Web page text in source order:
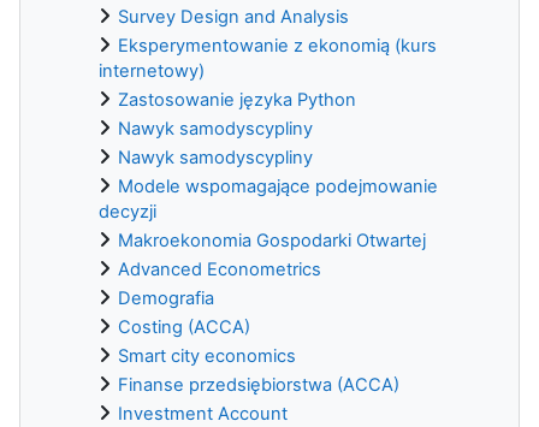
Survey Design and Analysis
Eksperymentowanie z ekonomią (kurs
internetowy)
Zastosowanie języka Python
Nawyk samodyscypliny
Nawyk samodyscypliny
Modele wspomagające podejmowanie
decyzji
Makroekonomia Gospodarki Otwartej
Advanced Econometrics
Demografia
Costing (ACCA)
Smart city economics
Finanse przedsiębiorstwa (ACCA)
Investment Account